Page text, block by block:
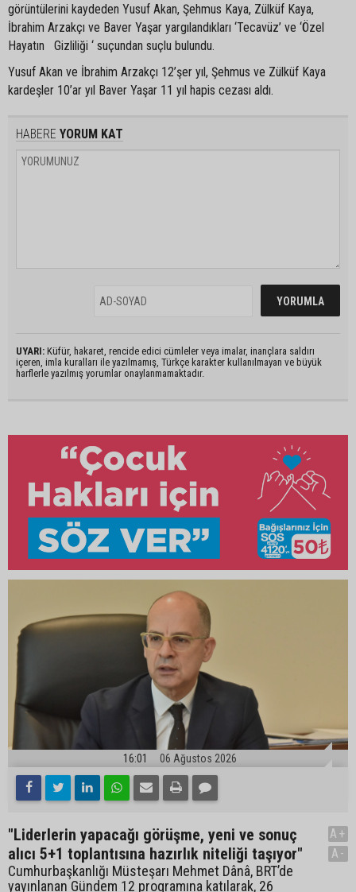
görüntülerini kaydeden Yusuf Akan, Şehmus Kaya, Zülküf Kaya,
İbrahim Arzakçı ve Baver Yaşar yargılandıkları ‘Tecavüz’ ve ‘Özel
Hayatın Gizliliği ‘ suçundan suçlu bulundu.
Yusuf Akan ve İbrahim Arzakçı 12’şer yıl, Şehmus ve Zülküf Kaya
kardeşler 10’ar yıl Baver Yaşar 11 yıl hapis cezası aldı.
HABERE YORUM KAT
UYARI: Küfür, hakaret, rencide edici cümleler veya imalar, inançlara saldırı
içeren, imla kuralları ile yazılmamış, Türkçe karakter kullanılmayan ve büyük
harflerle yazılmış yorumlar onaylanmamaktadır.
16:01 06 Ağustos 2026
"Liderlerin yapacağı görüşme, yeni ve sonuç
alıcı 5+1 toplantısına hazırlık niteliği taşıyor"
Cumhurbaşkanlığı Müsteşarı Mehmet Dânâ, BRT’de
yayınlanan Gündem 12 programına katılarak, 26
A+
A-